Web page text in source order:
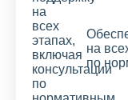
на
по